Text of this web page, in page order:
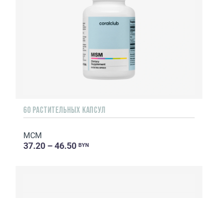
60 РАСТИТЕЛЬНЫХ КАПСУЛ
МСМ
37.20 – 46.50 BYN